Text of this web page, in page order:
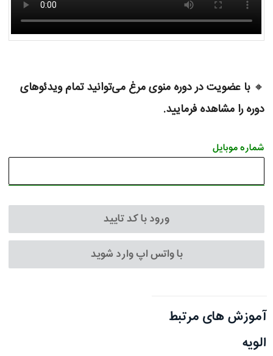
🔸با عضویت در دوره منوی مرغ می‌توانید تمام ویدئوهای
دوره را مشاهده فرمایید.
شماره موبایل
ورود با کد تایید
با واتس اپ وارد شوید
آموزش های مرتبط
الویه